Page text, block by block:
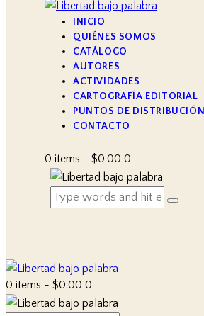
INICIO
QUIÉNES SOMOS
CATÁLOGO
AUTORES
ACTIVIDADES
CARTOGRAFÍA EDITORIAL
PUNTOS DE DISTRIBUCIÓN
CONTACTO
0 items - $0.00 0
0 items - $0.00 0